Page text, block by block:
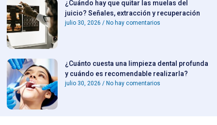
¿Cuándo hay que quitar las muelas del
juicio? Señales, extracción y recuperación
julio 30, 2026 No hay comentarios
¿Cuánto cuesta una limpieza dental profunda
y cuándo es recomendable realizarla?
julio 30, 2026 No hay comentarios